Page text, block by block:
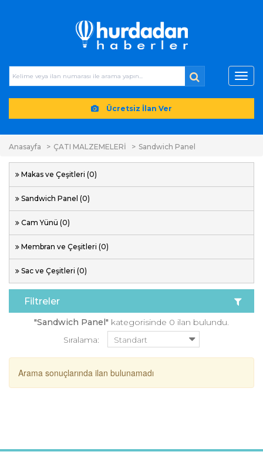
Ücretsiz İlan Ver
Anasayfa ÇATI MALZEMELERİ Sandwich Panel
Makas ve Çeşitleri (0)
Sandwich Panel (0)
Cam Yünü (0)
Membran ve Çeşitleri (0)
Sac ve Çeşitleri (0)
Filtreler
"Sandwich Panel" kategorisinde 0 ilan bulundu.
Sıralama:
Arama sonuçlarında ilan bulunamadı